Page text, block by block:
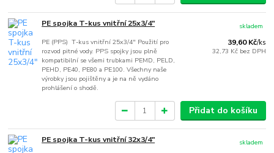
PE spojka T-kus vnitřní 25x3/4"
PE (PPS) T-kus vnitřní 25x3/4" Použití pro
rozvod pitné vody. PPS spojky jsou plně
kompatibilní se všemi trubkami PEMD, PELD,
PEHD, PE40, PE80 a PE100. Všechny naše
výrobky jsou pojištěny a je na ně vydáno
prohlášení o shodě.
39,60 Kč/ks
32,73 Kč bez DPH
skladem
Přidat do košíku
PE spojka T-kus vnitřní 32x3/4" skladem